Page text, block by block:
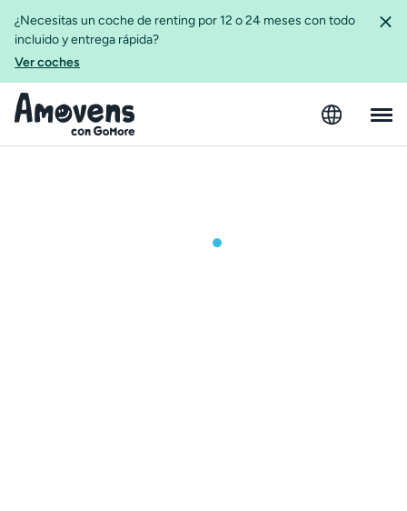
¿Necesitas un coche de renting por 12 o 24 meses con todo
incluido y entrega rápida?
Ver coches